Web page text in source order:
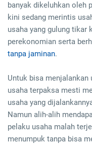
banyak dikeluhkan oleh
kini sedang merintis
usaha yang gulung tikar
perekonomian serta
tanpa jaminan.
Untuk bisa menjalankan
usaha terpaksa mesti
usaha yang
Namun alih-alih
pelaku usaha malah
menumpuk tanpa bisa